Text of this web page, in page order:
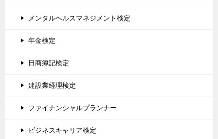
メンタルヘルスマネジメント検定
年金検定
日商簿記検定
建設業経理検定
ファイナンシャルプランナー
ビジネスキャリア検定